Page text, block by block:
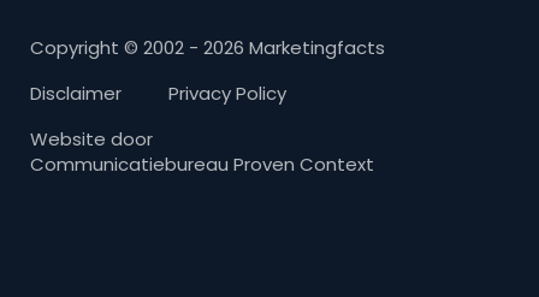
Copyright © 2002 - 2026 Marketingfacts
Disclaimer
Privacy Policy
Website door
Communicatiebureau Proven Context